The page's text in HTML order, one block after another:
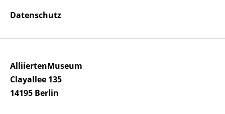
AlliiertenMuseum
Clayallee 135
14195 Berlin
Datenschutz